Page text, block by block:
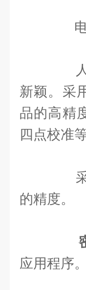
电
人
新颖。采
品的高精
四点校准
采
的精度。
应用程序。